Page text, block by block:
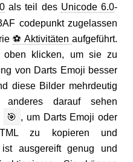
als teil des Unicode 6.0-
codepunkt zugelassen
⚽ Aktivitätenaufgeführt.
klicken, um sie zu
von Darts Emoji besser
diese Bilder mehrdeutig
darauf sehen
🎯 , um Darts Emoji oder
zu kopieren und
ausgereift genug und